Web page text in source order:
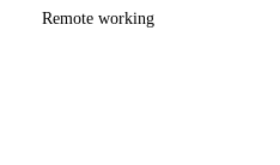
Remote working